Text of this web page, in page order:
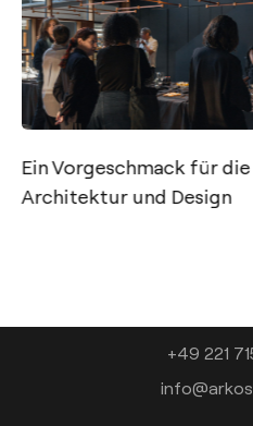
Ein Vorgeschmack für die
Architektur und Design
+49 221